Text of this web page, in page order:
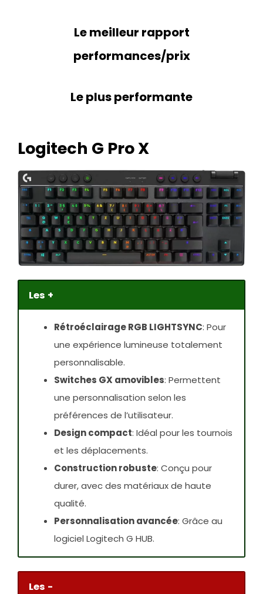
Le meilleur rapport
performances/prix
Le plus performante
Logitech G Pro X
Les +
Rétroéclairage RGB LIGHTSYNC: Pour
une expérience lumineuse totalement
personnalisable.
Switches GX amovibles: Permettent
une personnalisation selon les
préférences de l’utilisateur.
Design compact: Idéal pour les tournois
et les déplacements.
Construction robuste: Conçu pour
durer, avec des matériaux de haute
qualité.
Personnalisation avancée: Grâce au
logiciel Logitech G HUB.
Les -